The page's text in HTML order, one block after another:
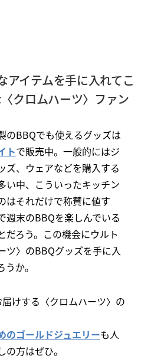
アイテムを手に入れてこ
クロムハーツ〉ファン
のBBQでも使えるグッズは
トで販売中。一般的にはジ
ズ、ウェアなどを購入する
い中、こういったキッチン
はそれだけで称賛に値す
週末のBBQを楽しんでいる
だろう。この機会にウルト
ツ〉のBBQグッズを手に入
か。
届けする〈クロムハーツ〉の
のゴールドジュエリーも人
方はぜひ。